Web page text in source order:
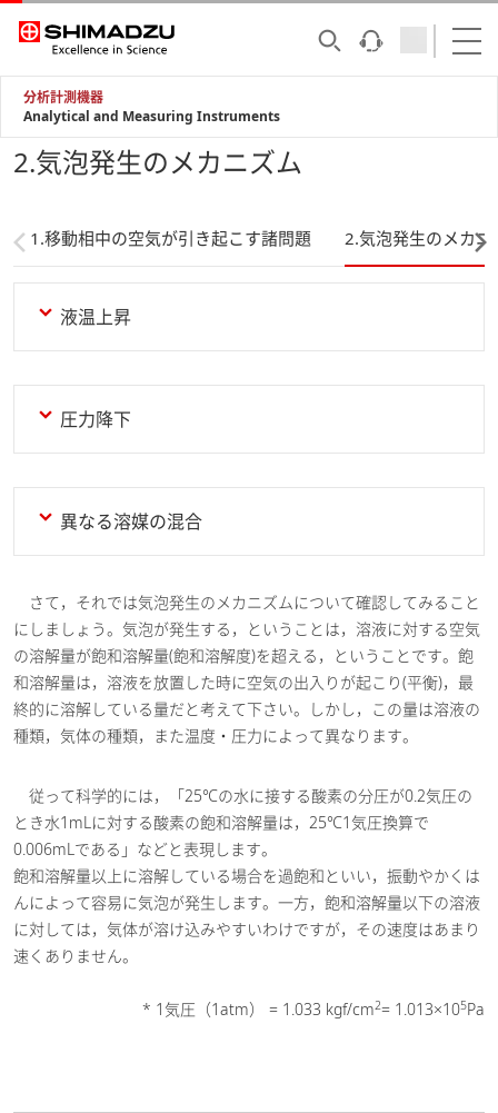
分析計測機器
Analytical and Measuring Instruments
2.気泡発生のメカニズム
1.移動相中の空気が引き起こす諸問題 2.気泡発生のメカニ
液温上昇
圧力降下
異なる溶媒の混合
さて，それでは気泡発生のメカニズムについて確認してみること
にしましょう。気泡が発生する，ということは，溶液に対する空気
の溶解量が飽和溶解量(飽和溶解度)を超える，ということです。飽
和溶解量は，溶液を放置した時に空気の出入りが起こり(平衡)，最
終的に溶解している量だと考えて下さい。しかし，この量は溶液の
種類，気体の種類，また温度・圧力によって異なります。
従って科学的には，「25℃の水に接する酸素の分圧が0.2気圧の
とき水1mLに対する酸素の飽和溶解量は，25℃1気圧換算で
0.006mLである」などと表現します。
飽和溶解量以上に溶解している場合を過飽和といい，振動やかくは
んによって容易に気泡が発生します。一方，飽和溶解量以下の溶液
に対しては，気体が溶け込みやすいわけですが，その速度はあまり
速くありません。
* 1気圧（1atm） = 1.033 kgf/cm2= 1.013×105Pa